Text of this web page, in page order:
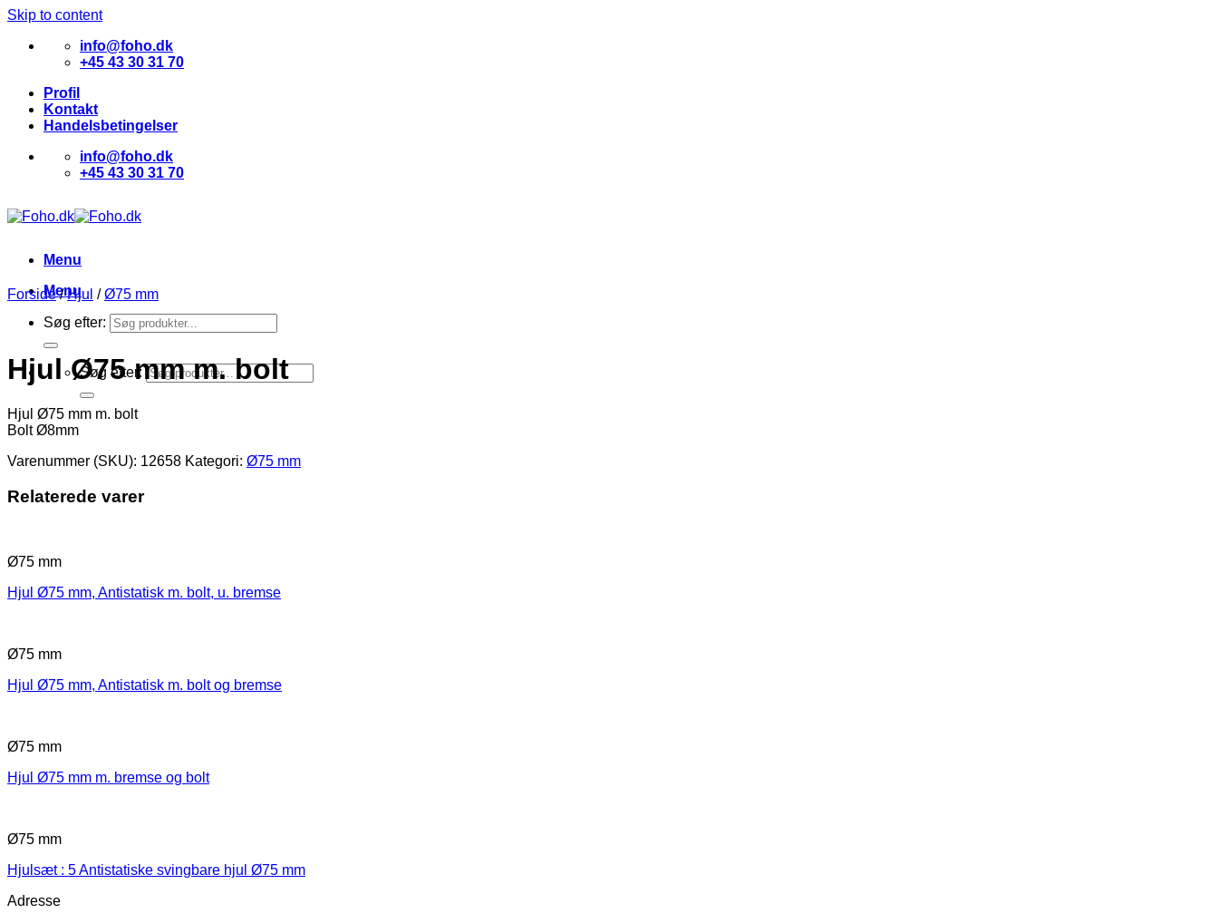
Skip to content
info@foho.dk
+45 43 30 31 70
Profil
Kontakt
Handelsbetingelser
info@foho.dk
+45 43 30 31 70
Menu
Menu
Søg efter:
Søg efter:
Forside / Hjul / Ø75 mm
Hjul Ø75 mm m. bolt
Hjul Ø75 mm m. bolt
Bolt Ø8mm
Varenummer (SKU): 12658 Kategori: Ø75 mm
Relaterede varer
Ø75 mm
Hjul Ø75 mm, Antistatisk m. bolt, u. bremse
Ø75 mm
Hjul Ø75 mm, Antistatisk m. bolt og bremse
Ø75 mm
Hjul Ø75 mm m. bremse og bolt
Ø75 mm
Hjulsæt : 5 Antistatiske svingbare hjul Ø75 mm
Adresse